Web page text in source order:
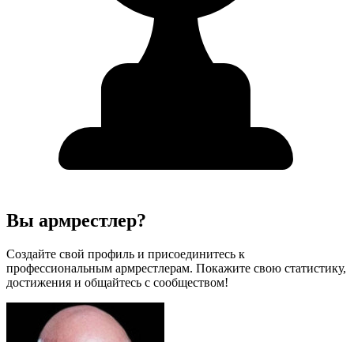
Вы армрестлер?
Создайте свой профиль и присоединитесь к
профессиональным армрестлерам. Покажите свою статистику,
достижения и общайтесь с сообществом!